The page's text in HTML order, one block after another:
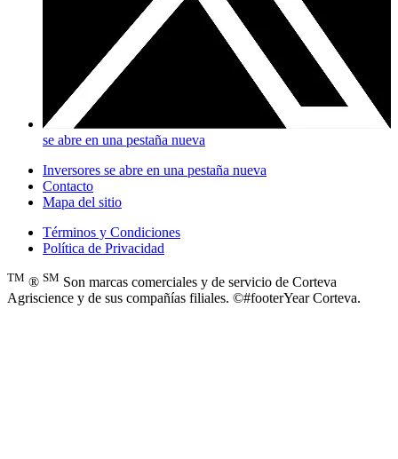
se abre en una pestaña nueva
Inversores se abre en una pestaña nueva
Contacto
Mapa del sitio
Términos y Condiciones
Política de Privacidad
TM ® SM Son marcas comerciales y de servicio de Corteva
Agriscience y de sus compañías filiales. ©#footerYear Corteva.